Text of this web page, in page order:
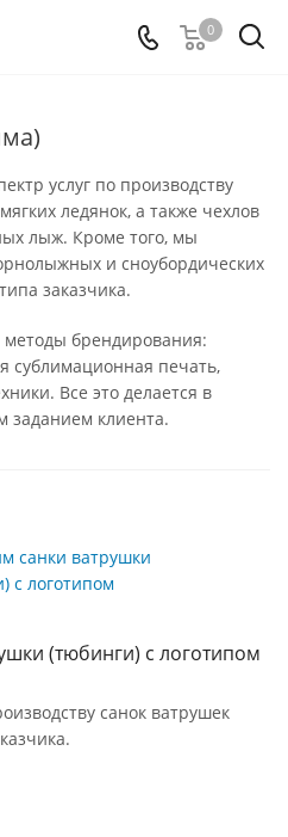
0
услуг по производству
ледянок, а также чехлов
лыж. Кроме того, мы
и сноубордических
заказчика.
брендирования:
сублимационная печать,
Все это делается в
заданием клиента.
(тюбинги) с логотипом
санок ватрушек